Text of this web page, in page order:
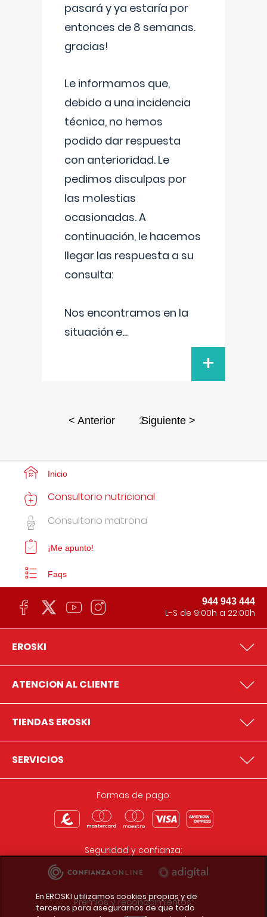
pasará y ya estaría por
entonces de 8 semanas.
gracias!
Le informamos que,
debido a una incidencia
técnica, no hemos
podido dar respuesta
con anterioridad. Le
pedimos disculpas por
las molestias
ocasionadas. A
continuación, le hacemos
llegar las respuesta a su
consulta:
Nos encontramos en la
situación e...
+
< Anterior 2Siguiente >
Inicio
Consultorio nutricional
Consultorio matrona
¡Me apunto!
Faqs
944 943 444
L-S de 9:00h a 22:00h
EROSKI
ATENCION AL CLIENTE
TIENDAS EROSKI
SERVICIOS
Formas de pago:
Seguridad y confianza:
Premios y reconocimientos:
En EROSKI utilizamos cookies propias y de
terceros para asegurarnos de que todo